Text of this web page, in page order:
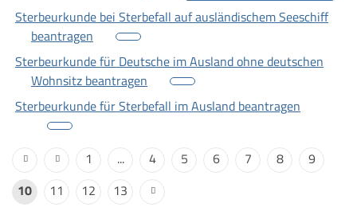
Sterbeurkunde bei Sterbefall auf ausländischem Seeschiff
beantragen
Sterbeurkunde für Deutsche im Ausland ohne deutschen
Wohnsitz beantragen
Sterbeurkunde für Sterbefall im Ausland beantragen
1 ... 4 5 6 7 8
9
10
11 12 13